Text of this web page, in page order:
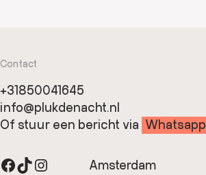
Contact
+31850041645
info@plukdenacht.nl
Of stuur een bericht via Whatsapp
Facebook TikTok Instagram Amsterdam